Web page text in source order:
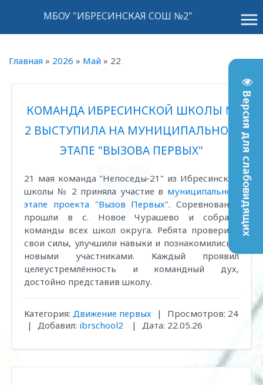
Версия для слабовидящих
menu
МБОУ "ИБРЕСИНСКАЯ СОШ №2"
Главная » 2026 » Май » 22
КОМАНДА ИБРЕСИНСКОЙ ШКОЛЫ №
2 ВЫСТУПИЛА НА МУНИЦИПАЛЬНОМ
ЭТАПЕ "ВЫЗОВА ПЕРВЫХ"
21 мая команда "Непоседы‑21" из Ибресинской
школы № 2 приняла участие в муниципальном
этапе проекта "Вызов Первых". Соревнования
прошли в с. Новое Чурашево и собрали
команды всех школ округа. Ребята проверили
свои силы, улучшили навыки и познакомились с
новыми участниками. Каждый проявил
целеустремлённость и командный дух,
достойно представив школу.
Категория: Движение первых | Просмотров: 24
|
Добавил: ibrschool2 | Дата: 22.05.26